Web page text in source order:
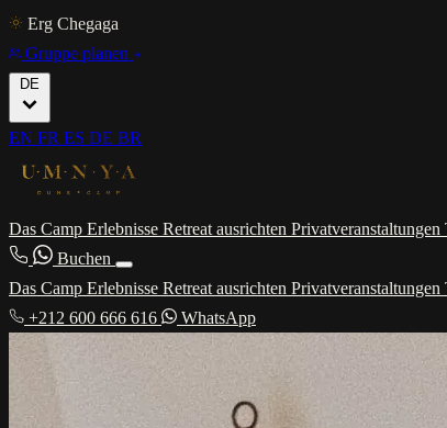
Erg Chegaga
Gruppe planen
DE
EN FR ES DE BR
Das Camp Erlebnisse Retreat ausrichten Privatveranstaltungen
Buchen
Das Camp Erlebnisse Retreat ausrichten Privatveranstaltungen
+212 600 666 616
WhatsApp